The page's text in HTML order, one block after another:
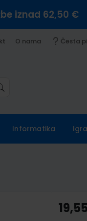
iznad 62,50 €
O nama Česta
Informatika